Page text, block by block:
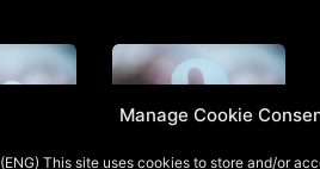
Manage Cookie
(ENG) This site uses cookies to store and/or